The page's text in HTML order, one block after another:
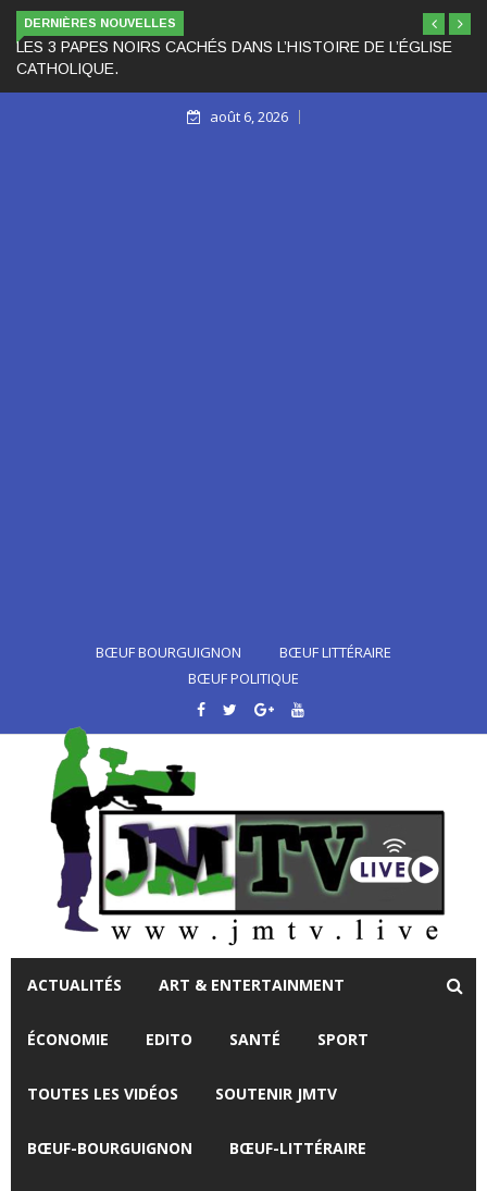
DERNIÈRES NOUVELLES
LES 3 PAPES NOIRS CACHÉS DANS L’HISTOIRE DE L’ÉGLISE
CATHOLIQUE.
août 6, 2026
BŒUF BOURGUIGNON
BŒUF LITTÉRAIRE
BŒUF POLITIQUE
ACTUALITÉS ART & ENTERTAINMENT
ÉCONOMIE EDITO SANTÉ SPORT
TOUTES LES VIDÉOS SOUTENIR JMTV
BŒUF-BOURGUIGNON BŒUF-LITTÉRAIRE